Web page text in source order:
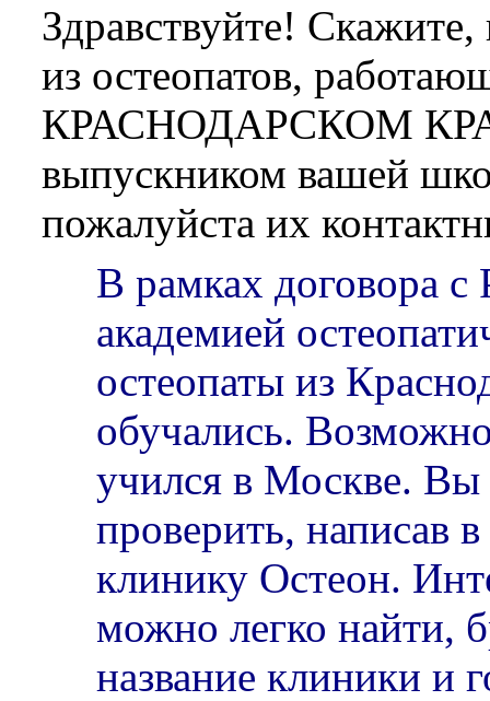
Здравствуйте! Скажите,
из остеопатов,
КРАСНОДАРСКОМ
выпускником вашей
пожалуйста их
В рамках договора с
академией
остеопаты из
обучались.
учился в Москве. Вы
проверить, написав
клинику Остеон.
можно легко найти,
название клиники и